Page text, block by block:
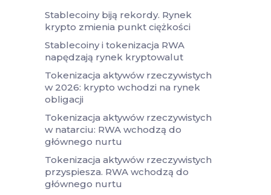
Stablecoiny biją rekordy. Rynek
krypto zmienia punkt ciężkości
Stablecoiny i tokenizacja RWA
napędzają rynek kryptowalut
Tokenizacja aktywów rzeczywistych
w 2026: krypto wchodzi na rynek
obligacji
Tokenizacja aktywów rzeczywistych
w natarciu: RWA wchodzą do
głównego nurtu
Tokenizacja aktywów rzeczywistych
przyspiesza. RWA wchodzą do
głównego nurtu